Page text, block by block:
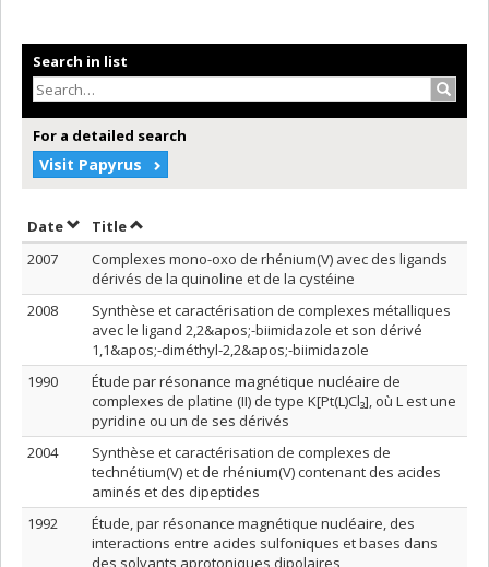
Search in list
For a detailed search
Visit Papyrus
DateSort by date in ascending order
TitleSort by title in ascending order
2007
Complexes mono-oxo de rhénium(V) avec des ligands
dérivés de la quinoline et de la cystéine
2008
Synthèse et caractérisation de complexes métalliques
avec le ligand 2,2&apos;-biimidazole et son dérivé
1,1&apos;-diméthyl-2,2&apos;-biimidazole
1990
Étude par résonance magnétique nucléaire de
complexes de platine (II) de type K[Pt(L)Cl₃], où L est une
pyridine ou un de ses dérivés
2004
Synthèse et caractérisation de complexes de
technétium(V) et de rhénium(V) contenant des acides
aminés et des dipeptides
1992
Étude, par résonance magnétique nucléaire, des
interactions entre acides sulfoniques et bases dans
des solvants aprotoniques dipolaires